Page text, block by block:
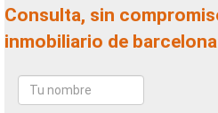
Consulta, sin compromiso, a un agente
inmobiliario de barcelona